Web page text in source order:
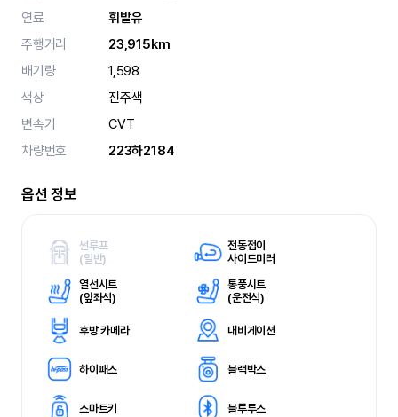
연료
휘발유
주행거리
23,915km
배기량
1,598
색상
진주색
변속기
CVT
차량번호
223하2184
옵션 정보
썬루프
(일반)
전동접이
사이드미러
열선시트
(앞좌석)
통풍시트
(운전석)
후방 카메라 내비게이션
하이패스 블랙박스
스마트키 블루투스